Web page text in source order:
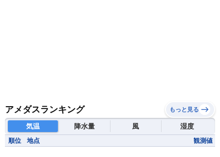
アメダスランキング もっと見る
気温 降水量 風 湿度
順位 地点 観測値